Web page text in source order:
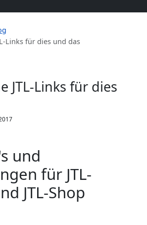
Links für dies und das
JTL-Links für dies
und
für JTL-
JTL-Shop